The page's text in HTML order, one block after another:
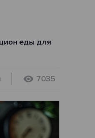
еды для
7035